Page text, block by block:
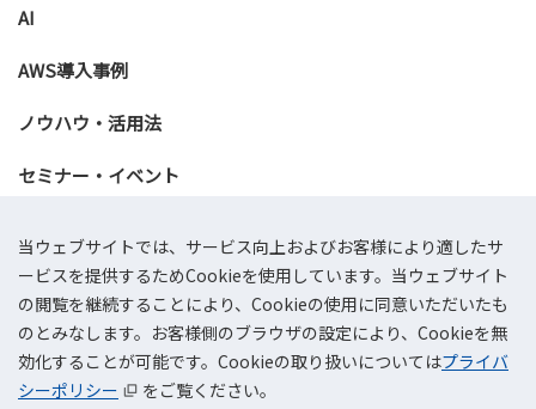
当ウェブサイトでは、サービス向上およびお客様により適したサ
ービスを提供するためCookieを使用しています。当ウェブサイト
の閲覧を継続することにより、Cookieの使用に同意いただいたも
のとみなします。お客様側のブラウザの設定により、Cookieを無
効化することが可能です。Cookieの取り扱いについてはプライバ
シーポリシー
をご覧ください。
AI
AWS導入事例
ノウハウ・活用法
セミナー・イベント
お問い合わせ
会社概要プライバシーポリシー 情報セキュリティ基本方針
サイトマップ
AWSリセールサービス利用規約
©TOKAI Communications Corporation